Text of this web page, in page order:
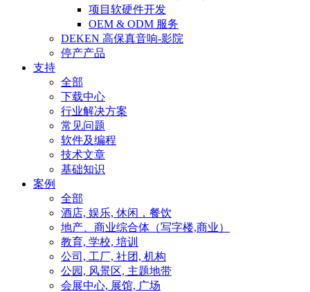
项目软硬件开发
OEM & ODM 服务
DEKEN 高保真音响-影院
停产产品
支持
全部
下载中心
行业解决方案
常见问题
软件及编程
技术文章
基础知识
案例
全部
酒店, 娱乐, 休闲，餐饮
地产、商业综合体（写字楼,商业）
教育, 学校, 培训
公司, 工厂, 社团, 机构
公园, 风景区, 主题地带
会展中心, 展馆, 广场